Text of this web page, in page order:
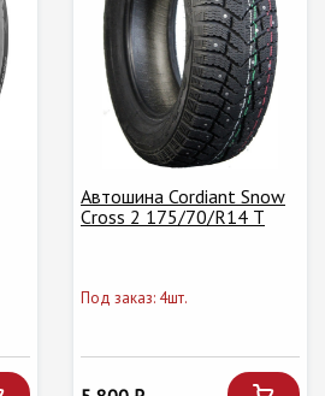
Автошина Cordiant Snow
Cross 2 175/70/R14 T
Под заказ: 4шт.